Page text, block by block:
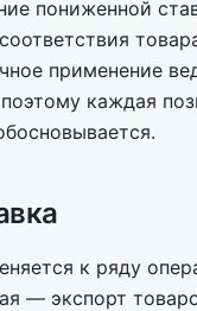
пониженной
применение
каждая
к ряду
— экспорт